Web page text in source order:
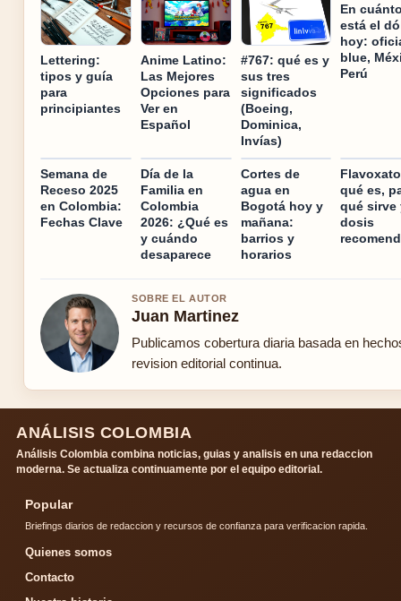
Lettering:
tipos y guía
para
principiantes
Anime Latino:
Las Mejores
Opciones para
Ver en
Español
#767: qué es y
sus tres
significados
(Boeing,
Dominica,
Invías)
En
está el
hoy:
blue,
Perú
Semana de
Receso 2025
en Colombia:
Fechas Clave
Día de la
Familia en
Colombia
2026: ¿Qué es
y cuándo
desaparece
Cortes de
agua en
Bogotá hoy y
mañana:
barrios y
horarios
qué es,
qué sirve
dosis
SOBRE EL AUTOR
Juan Martinez
Publicamos cobertura diaria basada en
revision editorial continua.
ANÁLISIS COLOMBIA
Análisis Colombia combina noticias, guias y analisis en una redaccion
moderna. Se actualiza continuamente por el equipo editorial.
Popular
Briefings diarios de redaccion y recursos de confianza para verificacion rapida.
Quienes somos
Contacto